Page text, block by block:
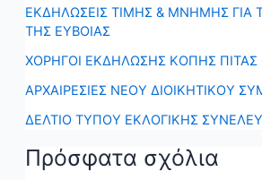
ΕΚΔΗΛΩΣΕΙΣ ΤΙΜΗΣ & ΜΝΗΜΗΣ
ΤΗΣ ΕΥΒΟΙΑΣ
ΧΟΡΗΓΟΙ ΕΚΔΗΛΩΣΗΣ ΚΟΠΗΣ ΠΙΤΑΣ
ΑΡΧΑΙΡΕΣΙΕΣ ΝΕΟΥ ΔΙΟΙΚΗΤΙΚΟΥ
ΔΕΛΤΙΟ ΤΥΠΟΥ ΕΚΛΟΓΙΚΗΣ
Πρόσφατα σχόλια